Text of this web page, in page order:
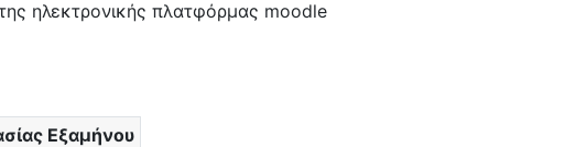
ηλεκτρονικής πλατφόρμας moodle
Εξαμήνου